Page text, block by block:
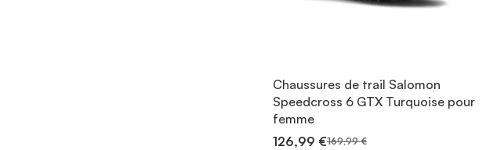
Chaussures de trail Salomon
Speedcross 6 GTX Turquoise pour
femme
126,99 €169,99 €